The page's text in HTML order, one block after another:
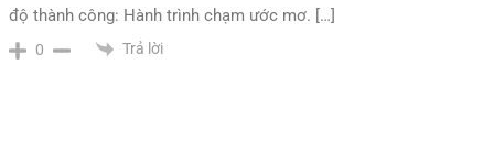
độ thành công: Hành trình chạm ước mơ. […]
0 Trả lời